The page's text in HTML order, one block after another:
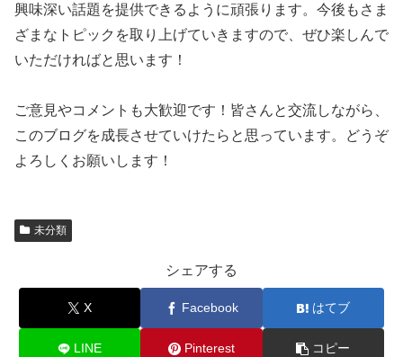
興味深い話題を提供できるように頑張ります。今後もさま
ざまなトピックを取り上げていきますので、ぜひ楽しんで
いただければと思います！
ご意見やコメントも大歓迎です！皆さんと交流しながら、
このブログを成長させていけたらと思っています。どうぞ
よろしくお願いします！
未分類
シェアする
X Facebook はてブ
LINE Pinterest コピー